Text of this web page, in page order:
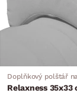
Doplňkový polštář
Relaxness 35x33